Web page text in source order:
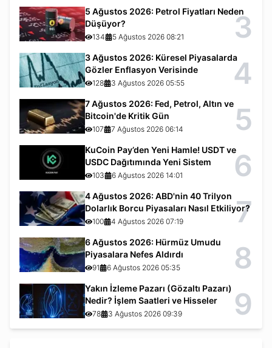
5 Ağustos 2026: Petrol Fiyatları Neden
Düşüyor?
134 5 Ağustos 2026 08:21 3
3 Ağustos 2026: Küresel Piyasalarda
Gözler Enflasyon Verisinde
128 3 Ağustos 2026 05:55 4
7 Ağustos 2026: Fed, Petrol, Altın ve
Bitcoin'de Kritik Gün
107 7 Ağustos 2026 06:14 5
KuCoin Pay’den Yeni Hamle! USDT ve
USDC Dağıtımında Yeni Sistem
103 6 Ağustos 2026 14:01 6
4 Ağustos 2026: ABD'nin 40 Trilyon
Dolarlık Borcu Piyasaları Nasıl Etkiliyor?
100 4 Ağustos 2026 07:19 7
6 Ağustos 2026: Hürmüz Umudu
Piyasalara Nefes Aldırdı
91 6 Ağustos 2026 05:35 8
Yakın İzleme Pazarı (Gözaltı Pazarı)
Nedir? İşlem Saatleri ve Hisseler
78 3 Ağustos 2026 09:39 9